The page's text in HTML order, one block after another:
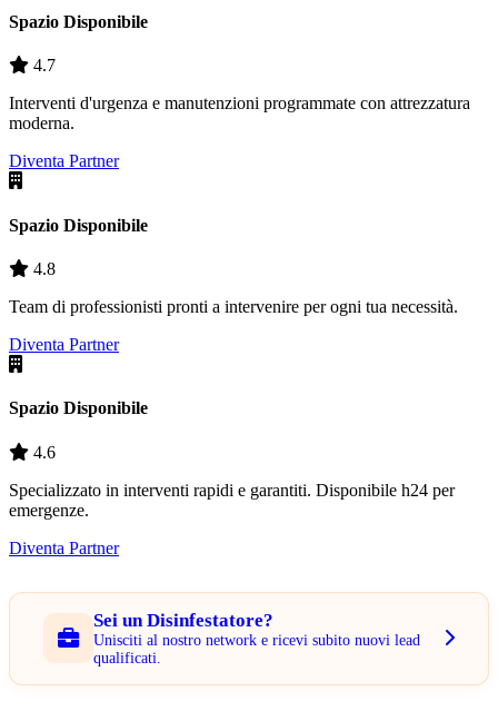
Spazio Disponibile
4.7
Interventi d'urgenza e manutenzioni programmate con attrezzatura
moderna.
Diventa Partner
Spazio Disponibile
4.8
Team di professionisti pronti a intervenire per ogni tua necessità.
Diventa Partner
Spazio Disponibile
4.6
Specializzato in interventi rapidi e garantiti. Disponibile h24 per
emergenze.
Diventa Partner
Sei un Disinfestatore?
Unisciti al nostro network e ricevi subito nuovi lead
qualificati.